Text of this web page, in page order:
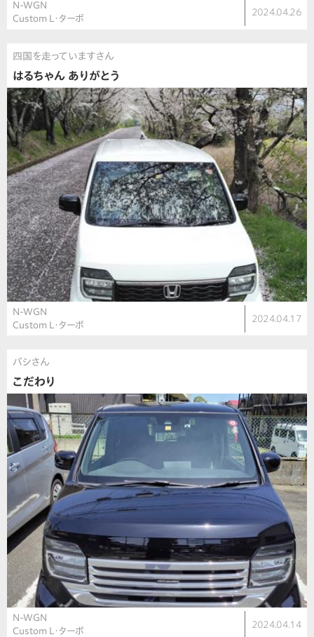
N-WGN
Custom L・ターボ
2024.04.26
四国を走っていますさん
はるちゃん ありがとう
N-WGN
Custom L・ターボ
2024.04.17
バシさん
こだわり
N-WGN
Custom L・ターボ
2024.04.14